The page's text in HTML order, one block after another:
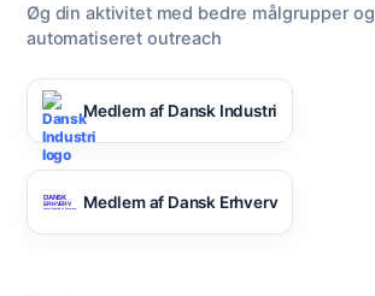
Øg din aktivitet med bedre målgrupper og
automatiseret outreach
Medlem af Dansk Industri
Medlem af Dansk Erhverv